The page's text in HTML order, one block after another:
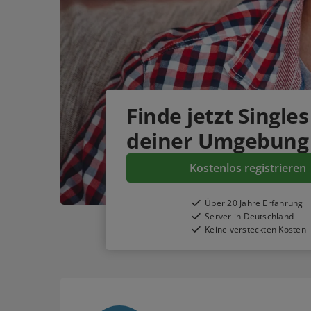
Finde jetzt
deiner Umgebung
Kostenlos registrieren
Über 20 Jahre Erfahrung
Server in Deutschland
Keine versteckten Kosten